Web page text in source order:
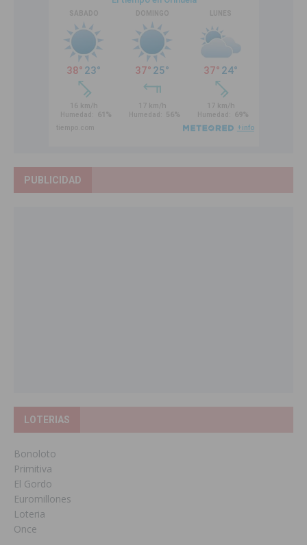
PUBLICIDAD
LOTERIAS
Bonoloto
Primitiva
El Gordo
Euromillones
Loteria
Once